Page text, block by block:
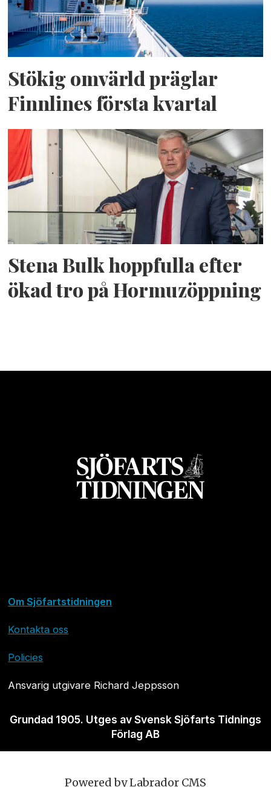
Stökig omvärld präglar
Finnlines första kvartal
Stena Bulk hoppfulla efter
ökad tro på Hormuzöppning
Om Sjöfartstidningen
Kontakta oss
Policies
Ansvarig utgivare Richard Jeppsson
Grundad 1905. Utges av Svensk Sjöfarts Tidnings
Förlag AB
Powered by Labrador CMS